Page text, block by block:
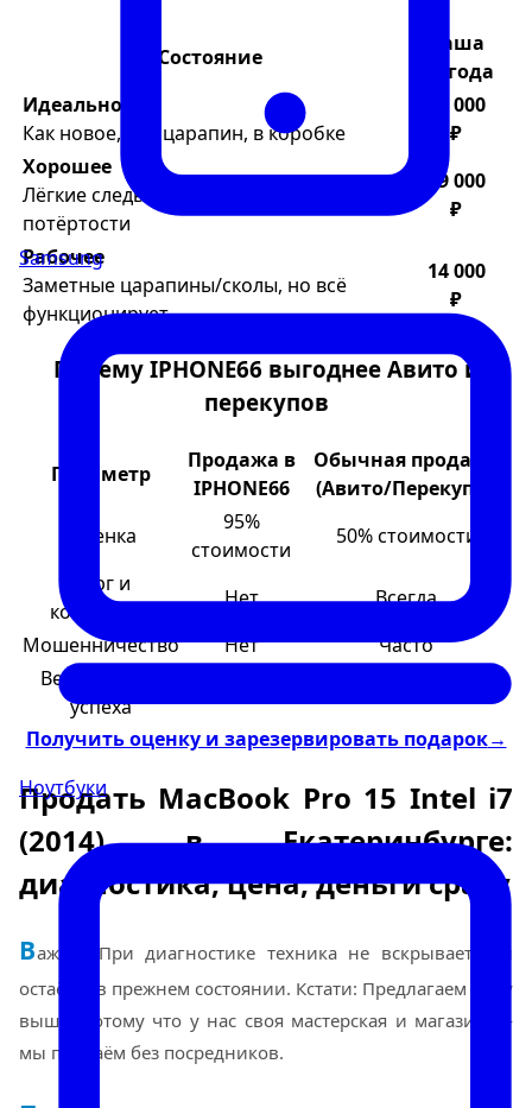
Samsung
Ноутбуки
Состояние
Ваша
выгода
Идеальное
Как новое, без царапин, в коробке
23 000
₽
Хорошее
Лёгкие следы использования, мелкие
потёртости
19 000
₽
Рабочее
Заметные царапины/сколы, но всё
функционирует
14 000
₽
Почему IPHONE66 выгоднее Авито и
перекупов
Параметр
Продажа в
IPHONE66
Обычная продажа
(Авито/Перекупы)
Оценка
95%
стоимости
50% стоимости
Торг и
конфликты
Нет
Всегда
Мошенничество
Нет
Часто
Вероятность
успеха
Получить оценку и зарезервировать подарок→
Продать MacBook Pro 15 Intel i7
(2014) в Екатеринбурге:
диагностика, цена, деньги сразу
Важно: При диагностике техника не вскрывается и
остаётся в прежнем состоянии. Кстати: Предлагаем цену
выше, потому что у нас своя мастерская и магазин —
мы продаём без посредников.